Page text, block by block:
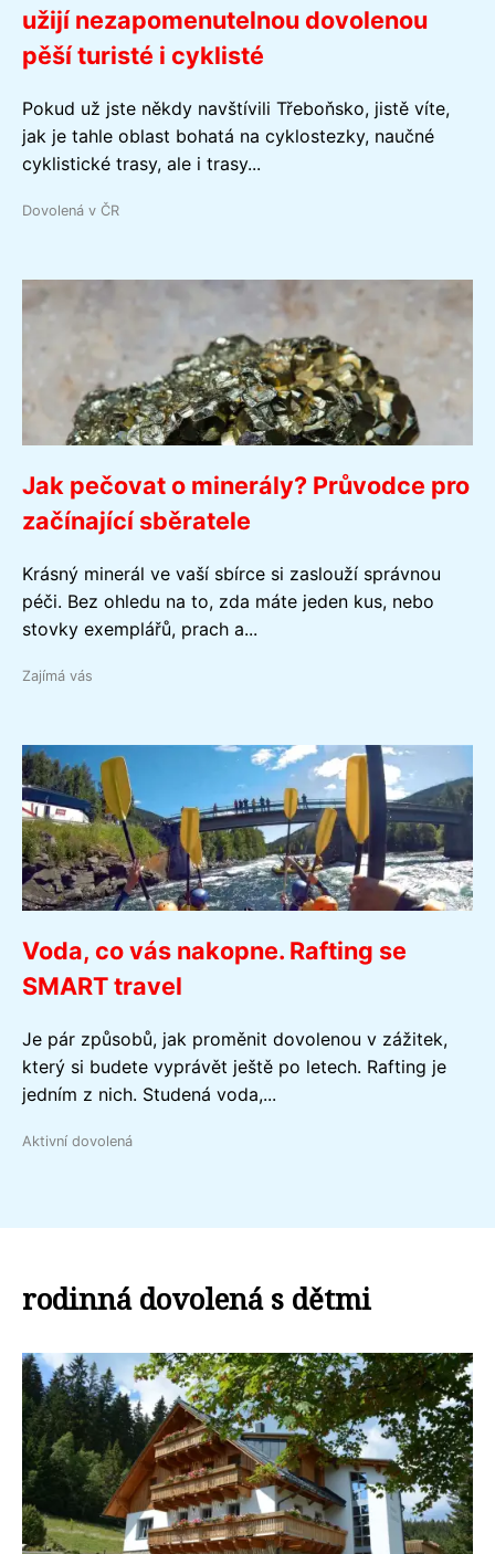
užijí nezapomenutelnou dovolenou
pěší turisté i cyklisté
Pokud už jste někdy navštívili Třeboňsko, jistě víte,
jak je tahle oblast bohatá na cyklostezky, naučné
cyklistické trasy, ale i trasy...
Dovolená v ČR
Jak pečovat o minerály? Průvodce pro
začínající sběratele
Krásný minerál ve vaší sbírce si zaslouží správnou
péči. Bez ohledu na to, zda máte jeden kus, nebo
stovky exemplářů, prach a...
Zajímá vás
Voda, co vás nakopne. Rafting se
SMART travel
Je pár způsobů, jak proměnit dovolenou v zážitek,
který si budete vyprávět ještě po letech. Rafting je
jedním z nich. Studená voda,...
Aktivní dovolená
rodinná dovolená s dětmi